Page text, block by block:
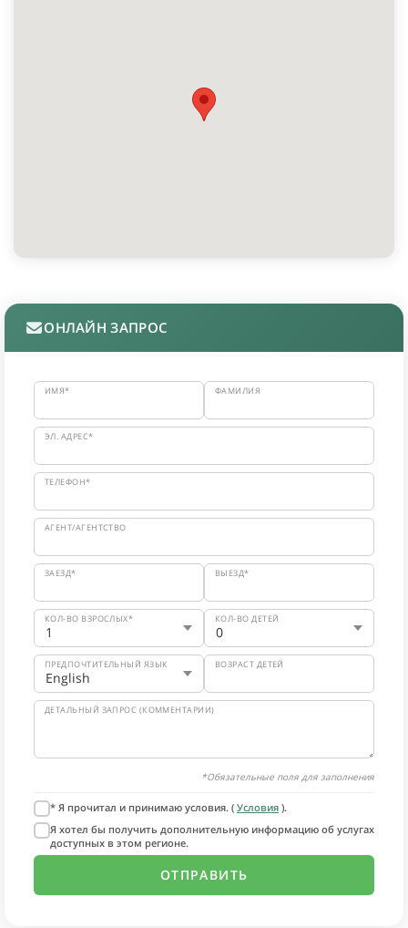
ОНЛАЙН ЗАПРОС
ИМЯ* ФАМИЛИЯ
ЭЛ. АДРЕС*
ТЕЛЕФОН*
АГЕНТ/АГЕНТСТВО
ЗАЕЗД* ВЫЕЗД*
КОЛ-ВО ВЗРОСЛЫХ* КОЛ-ВО ДЕТЕЙ
ПРЕДПОЧТИТЕЛЬНЫЙ ЯЗЫК ВОЗРАСТ ДЕТЕЙ
ДЕТАЛЬНЫЙ ЗАПРОС (КОММЕНТАРИИ)
*Обязательные поля для заполнения
* Я прочитал и принимаю условия. ( Условия ).
Я хотел бы получить дополнительную информацию об услугах
доступных в этом регионе.